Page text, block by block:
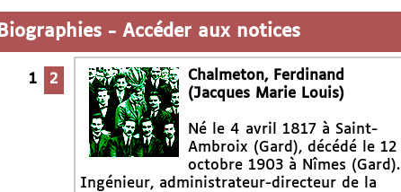
Biographies - Accéder aux notices
1 2
Chalmeton, Ferdinand
(Jacques Marie Louis)
Né le 4 avril 1817 à Saint-
Ambroix (Gard), décédé le 12
octobre 1903 à Nîmes (Gard).
Ingénieur, administrateur-directeur de la